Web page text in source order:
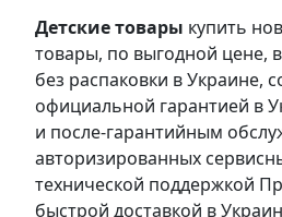
Детские товары купить
товары, по выгодной цене,
без распаковки в Украине,
официальной гарантией в
и после-гарантийным
авторизированных
технической поддержкой
быстрой доставкой в